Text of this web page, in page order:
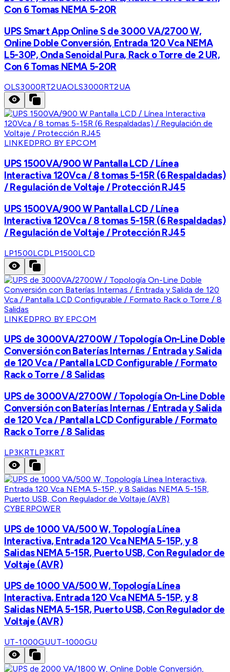
Con 6 Tomas NEMA 5-20R
UPS Smart App Online S de 3000 VA/2700 W,
Online Doble Conversión, Entrada 120 Vca NEMA
L5-30P, Onda Senoidal Pura, Rack o Torre de 2 UR,
Con 6 Tomas NEMA 5-20R
OLS3000RT2UAOLS3000RT2UA
LINKEDPRO BY EPCOM
UPS 1500VA/900 W Pantalla LCD / Línea
Interactiva 120Vca / 8 tomas 5-15R (6 Respaldadas)
/ Regulación de Voltaje / Protección RJ45
UPS 1500VA/900 W Pantalla LCD / Línea
Interactiva 120Vca / 8 tomas 5-15R (6 Respaldadas)
/ Regulación de Voltaje / Protección RJ45
LP1500LCDLP1500LCD
LINKEDPRO BY EPCOM
UPS de 3000VA/2700W / Topología On-Line Doble
Conversión con Baterías Internas / Entrada y Salida
de 120 Vca / Pantalla LCD Configurable / Formato
Rack o Torre / 8 Salidas
UPS de 3000VA/2700W / Topología On-Line Doble
Conversión con Baterías Internas / Entrada y Salida
de 120 Vca / Pantalla LCD Configurable / Formato
Rack o Torre / 8 Salidas
LP3KRTLP3KRT
CYBERPOWER
UPS de 1000 VA/500 W, Topología Línea
Interactiva, Entrada 120 Vca NEMA 5-15P, y 8
Salidas NEMA 5-15R, Puerto USB, Con Regulador de
Voltaje (AVR)
UPS de 1000 VA/500 W, Topología Línea
Interactiva, Entrada 120 Vca NEMA 5-15P, y 8
Salidas NEMA 5-15R, Puerto USB, Con Regulador de
Voltaje (AVR)
UT-1000GUUT-1000GU